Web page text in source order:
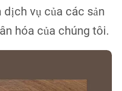
dịch vụ của các sản
hóa của chúng tôi.